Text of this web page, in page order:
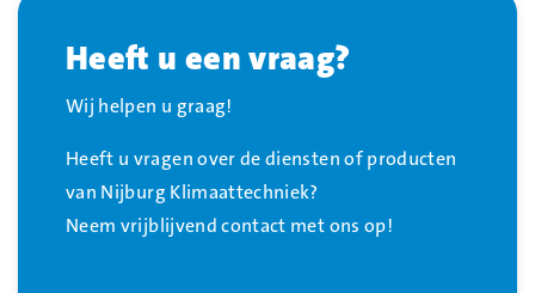
Heeft u een vraag?
Wij helpen u graag!
Heeft u vragen over de diensten of producten
van Nijburg Klimaattechniek?
Neem vrijblijvend contact met ons op!